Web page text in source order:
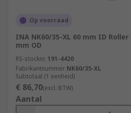
Op voorraad
INA NK60/35-XL 60 mm ID
mm OD
RS-stocknr. 191-4420
Fabrikantnummer NK60/35-XL
Subtotaal (1 eenheid)
€ 86,70(excl. BTW)
Aantal